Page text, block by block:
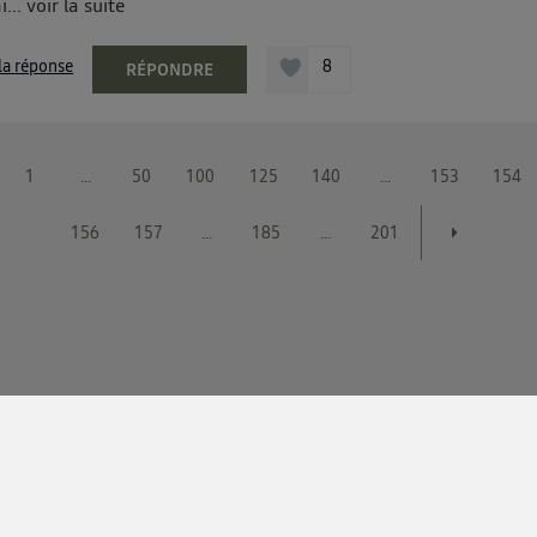
réponse RÉPONDRE 8
1 ... 50 100 125 140 ... 153 154
156 157 ... 185 ... 201